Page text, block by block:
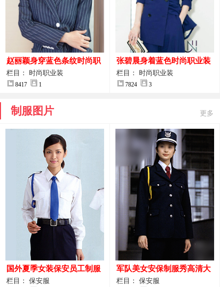
赵丽颖身穿蓝色条纹时尚职
业装图片
栏目： 时尚职业装
8417 1
张碧晨身着蓝色时尚职业装
服装图片
栏目： 时尚职业装
7824 3
制服图片 更多
国外夏季女装保安员工制服
装大图
栏目： 保安服
军队美女安保制服秀高清大
图
栏目： 保安服